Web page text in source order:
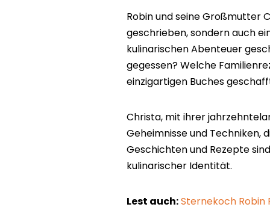
Robin und seine Großmutter
geschrieben, sondern auch
kulinarischen Abenteuer
gegessen? Welche
einzigartigen Buches
Christa, mit ihrer
Geheimnisse und Techniken,
Geschichten und Rezepte
kulinarischer Identität.
Lest auch:Sternekoch Robin